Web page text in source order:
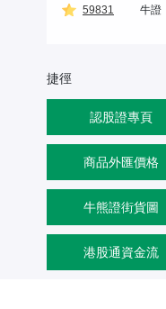
59831
牛證
捷徑
認股證專頁
商品外匯價格
牛熊證街貨圖
港股通資金流